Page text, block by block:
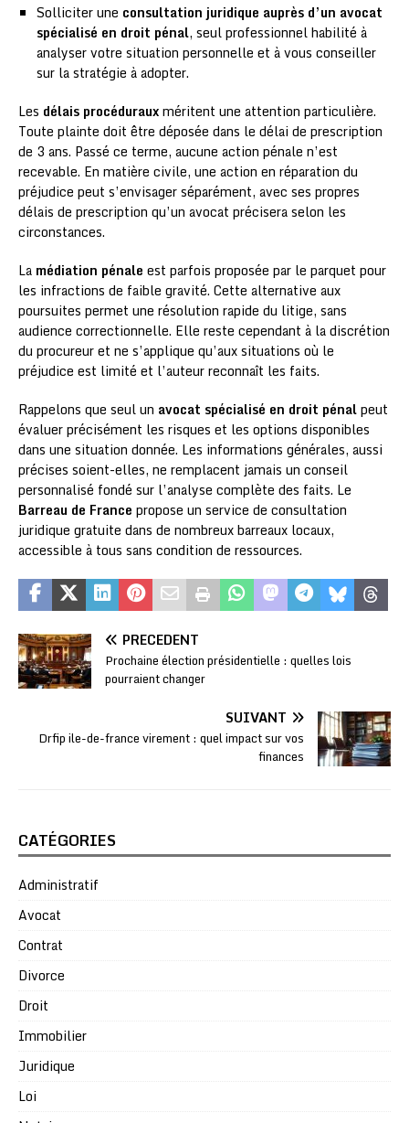
Solliciter une consultation juridique auprès d’un avocat
spécialisé en droit pénal, seul professionnel habilité à
analyser votre situation personnelle et à vous conseiller
sur la stratégie à adopter.
Les délais procédurauxméritent une attention particulière.
Toute plainte doit être déposée dans le délai de prescription
de 3 ans. Passé ce terme, aucune action pénale n’est
recevable. En matière civile, une action en réparation du
préjudice peut s’envisager séparément, avec ses propres
délais de prescription qu’un avocat précisera selon les
circonstances.
La médiation pénale est parfois proposée par le parquet pour
les infractions de faible gravité. Cette alternative aux
poursuites permet une résolution rapide du litige, sans
audience correctionnelle. Elle reste cependant à la discrétion
du procureur et ne s’applique qu’aux situations où le
préjudice est limité et l’auteur reconnaît les faits.
Rappelons que seul un avocat spécialisé en droit pénalpeut
évaluer précisément les risques et les options disponibles
dans une situation donnée. Les informations générales, aussi
précises soient-elles, ne remplacent jamais un conseil
personnalisé fondé sur l’analyse complète des faits. Le
Barreau de France propose un service de consultation
juridique gratuite dans de nombreux barreaux locaux,
accessible à tous sans condition de ressources.
PRÉCÉDENT
Prochaine élection présidentielle : quelles lois
pourraient changer
SUIVANT
Drfip ile-de-france virement : quel impact sur vos
finances
CATÉGORIES
Administratif
Avocat
Contrat
Divorce
Droit
Immobilier
Juridique
Loi